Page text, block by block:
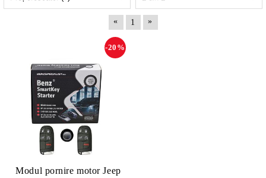
« 1 »
Modul pornire motor Jeep
-20%